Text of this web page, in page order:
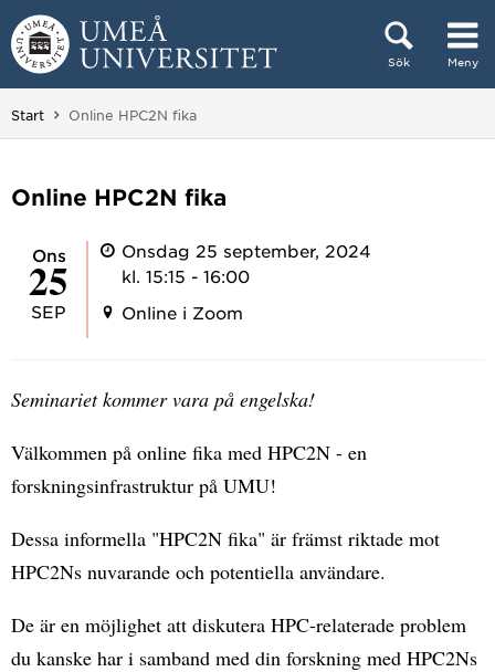
Hoppa direkt till innehållet
Sök Meny
Huvudmenyn dold.
Start Du är här:
Online HPC2N fika
Online HPC2N fika
ons
25
SEP
Onsdag 25 september, 2024
kl. 15:15 - 16:00
Online i Zoom
Seminariet kommer vara på engelska!
Välkommen på online fika med HPC2N - en
forskningsinfrastruktur på UMU!
Dessa informella "HPC2N fika" är främst riktade mot
HPC2Ns nuvarande och potentiella användare.
De är en möjlighet att diskutera HPC-relaterade problem
du kanske har i samband med din forskning med HPC2Ns